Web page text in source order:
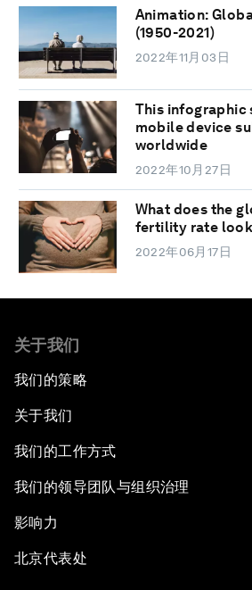
Animation:
(1950-2021)
2022年11月03日
This infographic
mobile device
worldwide
2022年10月27日
What does the
fertility rate
2022年06月17日
关于我们
我们的策略
关于我们
我们的工作方式
我们的领导团队与组织治理
影响力
北京代表处